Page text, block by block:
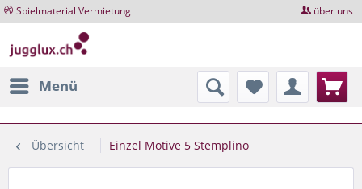
Spielmaterial Vermietung über uns
Menü
Übersicht Einzel Motive 5 Stemplino